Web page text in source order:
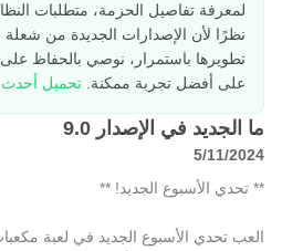
لمعرفة تفاصيل الحزمة، متطلبات
نظرًا لأن الإصدارات الجديدة من
تطويرها باستمرار، نوصي بالحفاظ
على أفضل تجربة ممكنة. تحميل أحدث
ما الجديد في الإصدار 9.0
5/11/2024
** تحدي الأسبوع الجديد! **
العب تحدي الأسبوع الجديد في لعبة